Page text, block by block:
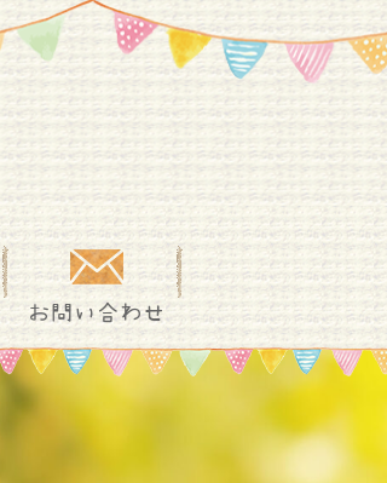
お問い合わせ